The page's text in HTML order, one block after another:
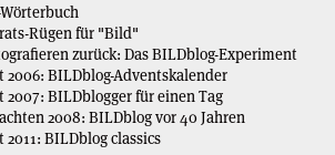
Rügen für "Bild"
zurück: Das BILDblog-Experiment
2006: BILDblog-Adventskalender
2007: BILDblogger für einen Tag
2008: BILDblog vor 40 Jahren
2011: BILDblog classics